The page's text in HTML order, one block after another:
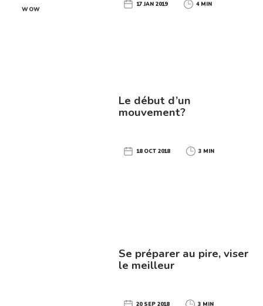
WOW
17 JAN 2019 4 MIN
Le début d’un
mouvement?
18 OCT 2018 3 MIN
Se préparer au pire, viser
le meilleur
20 SEP 2018 3 MIN